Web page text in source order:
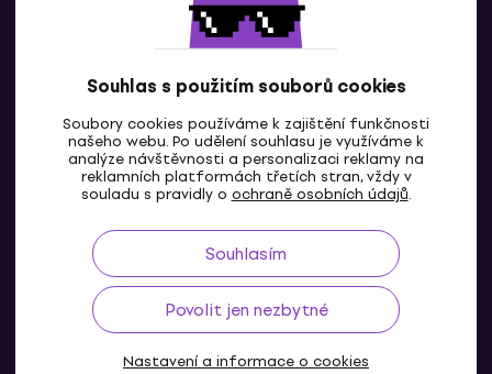
Souhlas s použitím souborů cookies
Soubory cookies používáme k zajištění funkčnosti
našeho webu. Po udělení souhlasu je využíváme k
analýze návštěvnosti a personalizaci reklamy na
reklamních platformách třetích stran, vždy v
souladu s pravidly o ochraně osobních údajů.
Souhlasím
Povolit jen nezbytné
Nastavení a informace o cookies
CZ